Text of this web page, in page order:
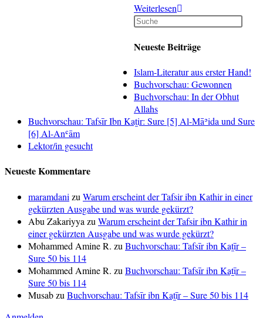
WeiterlesenNeuerscheinung:
Wie
man
den
Ǧumuʿa-
Tag
empfängt
Neueste Beiträge
Islam-Literatur aus erster Hand!
Buchvorschau: Gewonnen
Buchvorschau: In der Obhut
Allahs
Buchvorschau: Tafsīr Ibn Kaṯir: Sure [5] Al-Māʾida und Sure
[6] Al-Anʿām
Lektor/in gesucht
Neueste Kommentare
maramdani zu Warum erscheint der Tafsir ibn Kathir in einer
gekürzten Ausgabe und was wurde gekürzt?
Abu Zakariyya zu Warum erscheint der Tafsir ibn Kathir in
einer gekürzten Ausgabe und was wurde gekürzt?
Mohammed Amine R. zu Buchvorschau: Tafsīr ibn Kaṯīr –
Sure 50 bis 114
Mohammed Amine R. zu Buchvorschau: Tafsīr ibn Kaṯīr –
Sure 50 bis 114
Musabzu Buchvorschau: Tafsīr ibn Kaṯīr – Sure 50 bis 114